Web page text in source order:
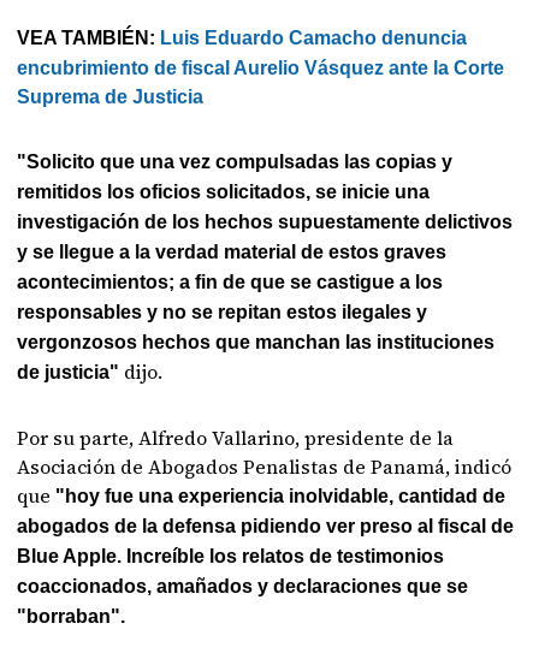
VEA TAMBIÉN: Luis Eduardo Camacho denuncia
encubrimiento de fiscal Aurelio Vásquez ante la Corte
Suprema de Justicia
"Solicito que una vez compulsadas las copias y
remitidos los oficios solicitados, se inicie una
investigación de los hechos supuestamente delictivos
y se llegue a la verdad material de estos graves
acontecimientos; a fin de que se castigue a los
responsables y no se repitan estos ilegales y
vergonzosos hechos que manchan las instituciones
de justicia" dijo.
Por su parte, Alfredo Vallarino, presidente de la
Asociación de Abogados Penalistas de Panamá, indicó
que "hoy fue una experiencia inolvidable, cantidad de
abogados de la defensa pidiendo ver preso al fiscal de
Blue Apple. Increíble los relatos de testimonios
coaccionados, amañados y declaraciones que se
"borraban".